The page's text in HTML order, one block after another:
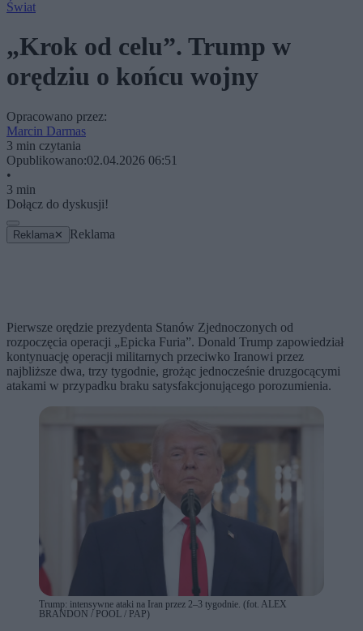
Świat
„Krok od celu”. Trump w
orędziu o końcu wojny
Opracowano przez:
Marcin Darmas
3 min czytania
Opublikowano:02.04.2026 06:51
•
3 min
Dołącz do dyskusji!
Reklama ✕ Reklama
Pierwsze orędzie prezydenta Stanów Zjednoczonych od
rozpoczęcia operacji „Epicka Furia”. Donald Trump zapowiedział
kontynuację operacji militarnych przeciwko Iranowi przez
najbliższe dwa, trzy tygodnie, grożąc jednocześnie druzgocącymi
atakami w przypadku braku satysfakcjonującego porozumienia.
Trump: intensywne ataki na Iran przez 2–3 tygodnie. (fot. ALEX
BRANDON / POOL / PAP)